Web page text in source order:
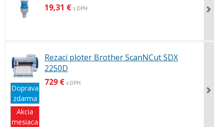
19,31 € s DPH
Doprava
zdarma
Akcia
mesiaca
Rezací ploter Brother ScanNCut SDX
2250D
729 € s DPH